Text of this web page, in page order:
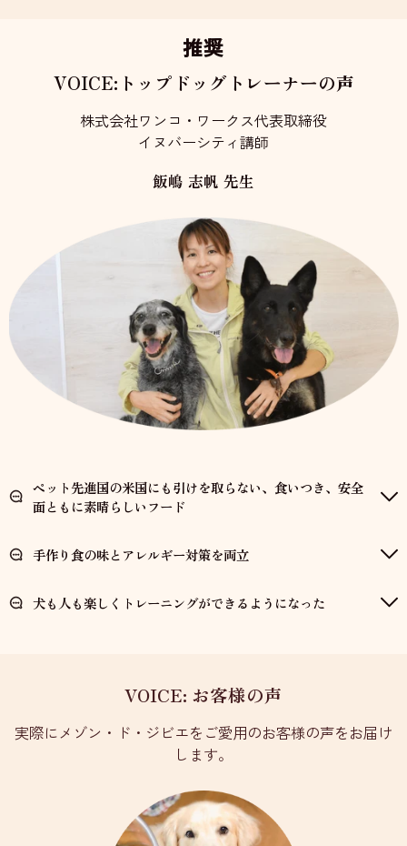
推奨
VOICE:トップドッグトレーナーの声
株式会社ワンコ・ワークス代表取締役
イヌバーシティ講師
飯嶋 志帆 先生
ペット先進国の米国にも引けを取らない、食いつき、安全
面ともに素晴らしいフード
手作り食の味とアレルギー対策を両立
犬も人も楽しくトレーニングができるようになった
VOICE: お客様の声
実際にメゾン・ド・ジビエをご愛用のお客様の声をお届け
します。